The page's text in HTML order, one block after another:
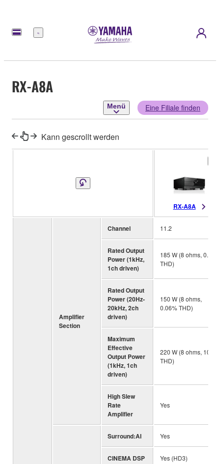
Menü
RX-A8A
Menü Eine Filiale finden
Kann gescrollt werden
RX-A8A
Amplifier
Section
Channel 11.2
Rated Output
Power (1kHz,
1ch driven)
185 W (8 ohms, 0.9%
THD)
Rated Output
Power (20Hz-
20kHz, 2ch
driven)
150 W (8 ohms,
0.06% THD)
Maximum
Effective
Output Power
(1kHz, 1ch
driven)
220 W (8 ohms, 10%
THD)
High Slew
Rate
Amplifier
Yes
Surround:AI Yes
CINEMA DSP Yes (HD3)